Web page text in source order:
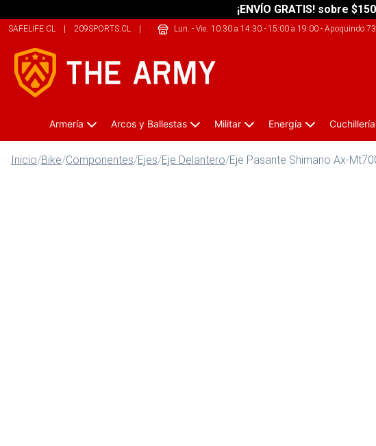
¡ENVÍO GRATIS! sobre
SAFELIFE.CL | 209SPORTS.CL | SHERPALIFE.CL
Lun. - Vie. 10:30 a 14:30 - 15:00 a 19:00- Apoquindo
Armería Arcos y Ballestas Militar Energía Cuchillería
Inicio/Bike/Componentes/Ejes/Eje Delantero/Eje Pasante Shimano Ax-